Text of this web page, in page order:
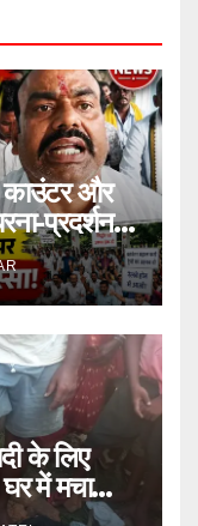
काउंटर और
प्रदर्शन में
के लिए
में मचा